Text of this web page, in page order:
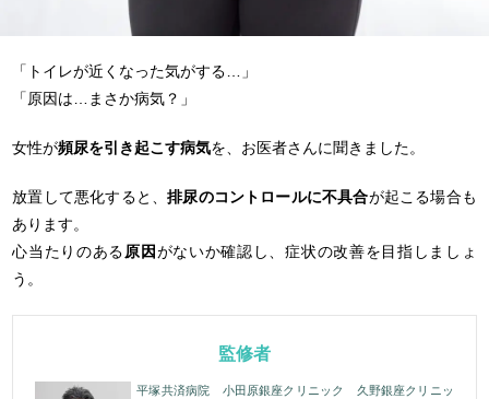
「トイレが近くなった気がする…」
「原因は…まさか病気？」
女性が頻尿を引き起こす病気を、お医者さんに聞きました。
放置して悪化すると、排尿のコントロールに不具合が起こる場合も
あります。
心当たりのある原因がないか確認し、症状の改善を目指しましょ
う。
監修者
平塚共済病院 小田原銀座クリニック 久野銀座クリニッ